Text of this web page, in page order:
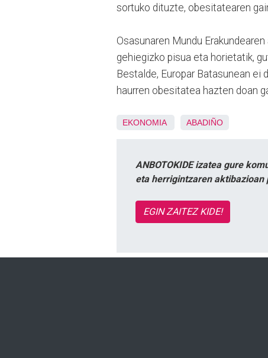
sortuko dituzte, obesitatearen
Osasunaren Mundu
gehiegizko pisua eta horietatik,
Bestalde, Europar Batasunean ei
haurren obesitatea hazten doan
EKONOMIA ABADIÑO
ANBOTOKIDE izatea gure
eta herrigintzaren aktibazioan
EGIN ZAITEZ KIDE!